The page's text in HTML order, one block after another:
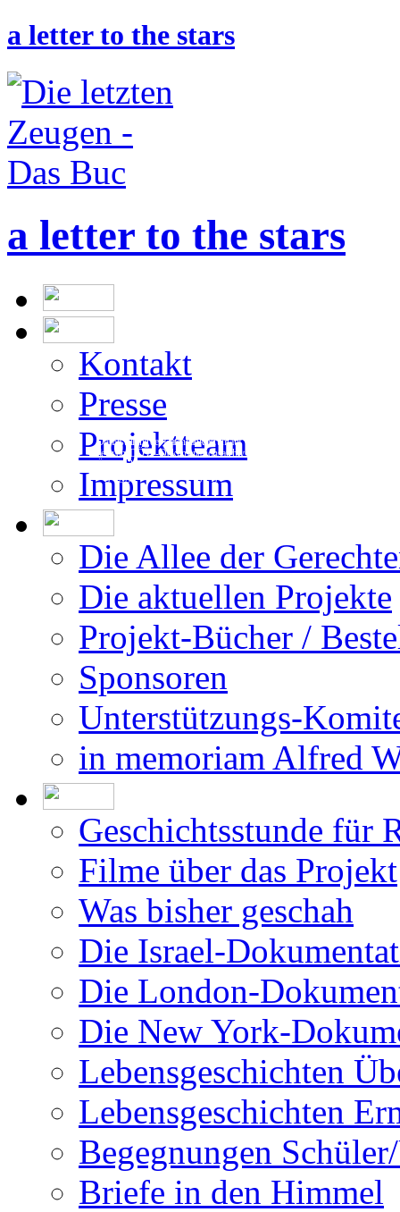
a letter to the stars
a letter to the stars
Kontakt
Presse
Projektteam
Impressum
Die Allee der
Die aktuellen Projekte
Projekt-Bücher /
Sponsoren
Unterstützungs-
in memoriam Alfred
Geschichtsstunde für
Filme über das Projekt
Was bisher geschah
Die Israel-
Die London-
Die New York-
Lebensgeschichten
Lebensgeschichten
Begegnungen
Briefe in den Himmel
Die Erstellung der Datenbank beruht auf
den vom DÖW - Dokumentationsarchiv des
Österreichischen Widerstandes - zur Ver-